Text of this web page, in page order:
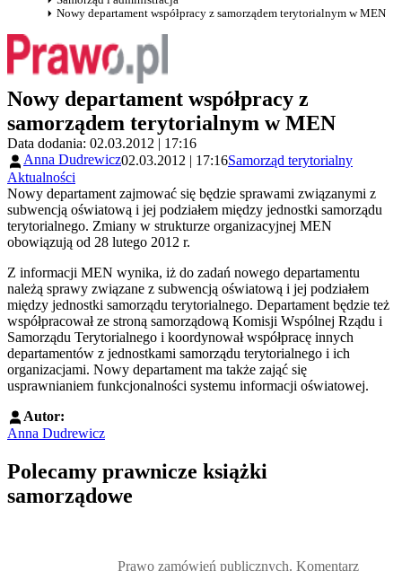
Nowy departament współpracy z samorządem terytorialnym w MEN
Nowy departament współpracy z
samorządem terytorialnym w MEN
Data dodania: 02.03.2012 | 17:16
Anna Dudrewicz02.03.2012 | 17:16Samorząd terytorialny
Aktualności
Nowy departament zajmować się będzie sprawami związanymi z
subwencją oświatową i jej podziałem między jednostki samorządu
terytorialnego. Zmiany w strukturze organizacyjnej MEN
obowiązują od 28 lutego 2012 r.
Z informacji MEN wynika, iż do zadań nowego departamentu
należą sprawy związane z subwencją oświatową i jej podziałem
między jednostki samorządu terytorialnego. Departament będzie też
współpracował ze stroną samorządową Komisji Wspólnej Rządu i
Samorządu Terytorialnego i koordynował współpracę innych
departamentów z jednostkami samorządu terytorialnego i ich
organizacjami. Nowy departament ma także zająć się
usprawnianiem funkcjonalności systemu informacji oświatowej.
Autor:
Anna Dudrewicz
Polecamy prawnicze książki
samorządowe
Prawo zamówień publicznych. Komentarz